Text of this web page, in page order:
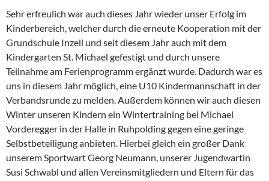
Sehr erfreulich war auch dieses Jahr wieder unser Erfolg im
Kinderbereich, welcher durch die erneute Kooperation mit der
Grundschule Inzell und seit diesem Jahr auch mit dem
Kindergarten St. Michael gefestigt und durch unsere
Teilnahme am Ferienprogramm ergänzt wurde. Dadurch war es
uns in diesem Jahr möglich, eine U10 Kindermannschaft in der
Verbandsrunde zu melden. Außerdem können wir auch diesen
Winter unseren Kindern ein Wintertraining bei Michael
Vorderegger in der Halle in Ruhpolding gegen eine geringe
Selbstbeteiligung anbieten. Hierbei gleich ein großer Dank
unserem Sportwart Georg Neumann, unserer Jugendwartin
Susi Schwabl und allen Vereinsmitgliedern und Eltern für das